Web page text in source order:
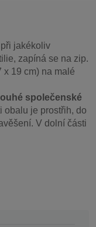
jakékoliv
zapíná se na zip.
x 19 cm) na malé
společenské
obalu je prostřih, do
V dolní části